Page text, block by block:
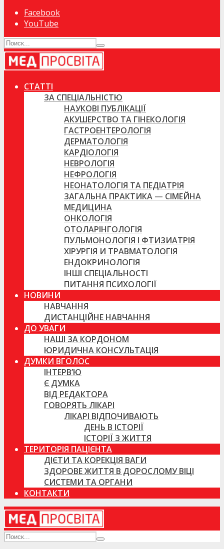
Facebook
YouTube
СТАТТІ
ЗА СПЕЦІАЛЬНІСТЮ
НАУКОВІ ПУБЛІКАЦІЇ
АКУШЕРСТВО ТА ГІНЕКОЛОГІЯ
ГАСТРОЕНТЕРОЛОГІЯ
ДЕРМАТОЛОГІЯ
КАРДІОЛОГІЯ
НЕВРОЛОГІЯ
НЕФРОЛОГІЯ
НЕОНАТОЛОГІЯ ТА ПЕДІАТРІЯ
ЗАГАЛЬНА ПРАКТИКА — СІМЕЙНА
МЕДИЦИНА
ОНКОЛОГІЯ
ОТОЛАРІНГОЛОГІЯ
ПУЛЬМОНОЛОГІЯ І ФТИЗИАТРІЯ
ХІРУРГІЯ И ТРАВМАТОЛОГІЯ
ЕНДОКРИНОЛОГІЯ
ІНШІ СПЕЦІАЛЬНОСТІ
ПИТАННЯ ПСИХОЛОГІЇ
НОВИНИ
НАВЧАННЯ
ДИСТАНЦІЙНЕ НАВЧАННЯ
ДО УВАГИ
НАШІ ЗА КОРДОНОМ
ЮРИДИЧНА КОНСУЛЬТАЦІЯ
ДУМКИ ВГОЛОС
ІНТЕРВ’Ю
Є ДУМКА
ВІД РЕДАКТОРА
ГОВОРЯТЬ ЛІКАРІ
ЛІКАРІ ВІДПОЧИВАЮТЬ
ДЕНЬ В ІСТОРІЇ
ІСТОРІЇ З ЖИТТЯ
ТЕРИТОРІЯ ПАЦІЄНТА
ДІЄТИ ТА КОРЕКЦІЯ ВАГИ
ЗДОРОВЕ ЖИТТЯ В ДОРОСЛОМУ ВІЦІ
СИСТЕМИ ТА ОРГАНИ
КОНТАКТИ